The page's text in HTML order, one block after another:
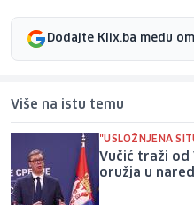
Dodajte Klix.ba među
Više na istu temu
"USLOŽNJENA
Vučić traži od
oružja u